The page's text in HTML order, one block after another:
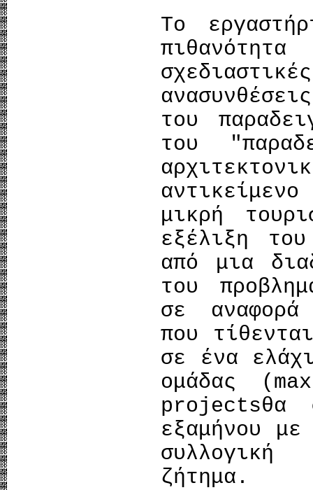
Το
του
του
μικρή
εξέλιξη
από μια
του
σε αναφορά
που
σε ένα
ομάδας
projectsθα
εξαμήνου
ζήτημα.